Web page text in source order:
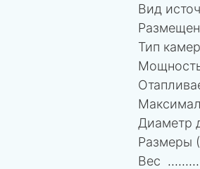
Вид
Тип
Диаметр
Размеры
Вес